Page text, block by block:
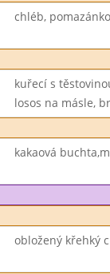
chléb,
kuřecí s
losos na másle,
kakaová
obložený křehký